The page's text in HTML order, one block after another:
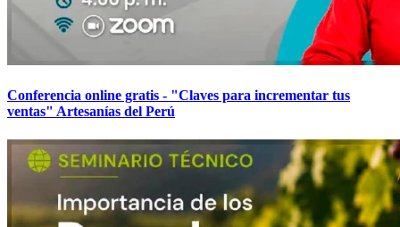
Conferencia online gratis - "Claves para incrementar tus
ventas" Artesanías del Perú